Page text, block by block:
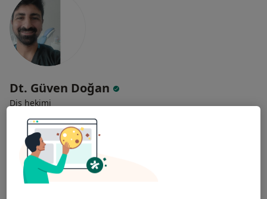
Dt. Güven Doğan
Diş hekimi
Miamer Ağız ve Diş Sağlığı Polikliniği
Randevu talep et